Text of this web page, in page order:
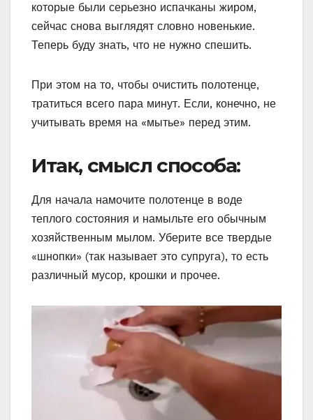
которые были серьезно испачканы жиром,
сейчас снова выглядят словно новенькие.
Теперь буду знать, что не нужно спешить.
При этом на то, чтобы очистить полотенце,
тратиться всего пара минут. Если, конечно, не
учитывать время на «мытье» перед этим.
Итак, смысл способа:
Для начала намочите полотенце в воде
теплого состояния и намыльте его обычным
хозяйственным мылом. Уберите все твердые
«шнопки» (так называет это супруга), то есть
различный мусор, крошки и прочее.